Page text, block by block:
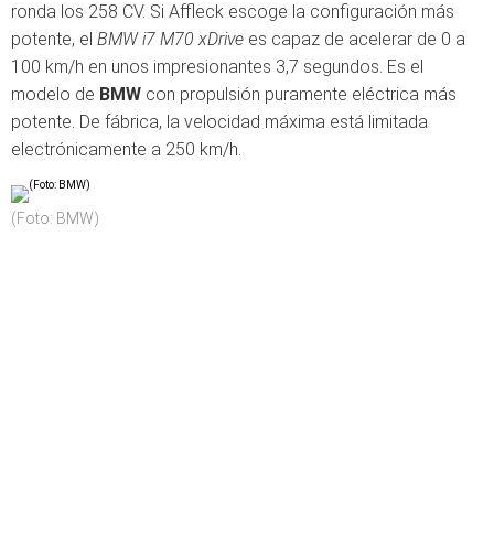
ronda los 258 CV. Si Affleck escoge la configuración más
potente, el BMW i7 M70 xDrive es capaz de acelerar de 0 a
100 km/h en unos impresionantes 3,7 segundos. Es el
modelo de BMW con propulsión puramente eléctrica más
potente. De fábrica, la velocidad máxima está limitada
electrónicamente a 250 km/h.
(Foto: BMW)